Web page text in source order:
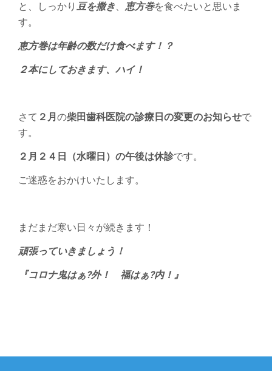
と、しっかり 豆を撒き、 恵方巻を食べたいと思いま
す。
恵方巻は年齢の数だけ食べます！？
２本にしておきます、ハイ！
さて ２月 の柴田歯科医院の診療日の変更のお知らせで
す。
２月２４日（水曜日）の午後は休診です。
ご迷惑をおかけいたします。
まだまだ寒い日々が続きます！
頑張っていきましょう！
『コロナ鬼はぁ?外！ 福はぁ?内！』